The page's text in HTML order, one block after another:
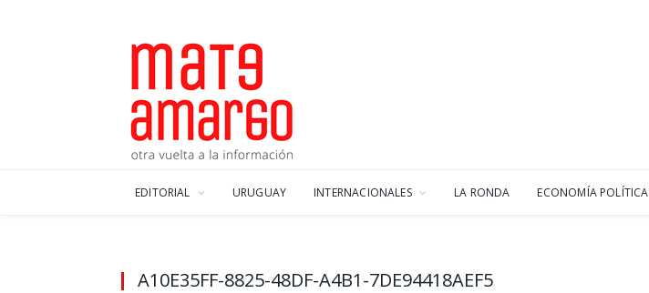
EDITORIAL URUGUAY INTERNACIONALES LA RONDA ECONOMÍA POLÍTICA
A10E35FF-8825-48DF-A4B1-7DE94418AEF5